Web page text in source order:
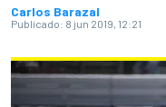
Carlos Barazal
Publicado: 8 jun 2019, 12:21